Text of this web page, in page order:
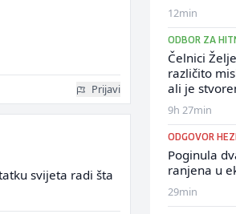
Prijavi
svijeta radi šta
12min
ODBOR ZA
Čelnici
različito
ali je
9h 27min
ODGOVOR
Poginula
ranjena u
29min